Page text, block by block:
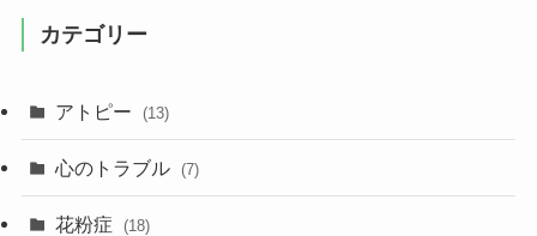
カテゴリー
アトピー (13)
心のトラブル (7)
花粉症 (18)